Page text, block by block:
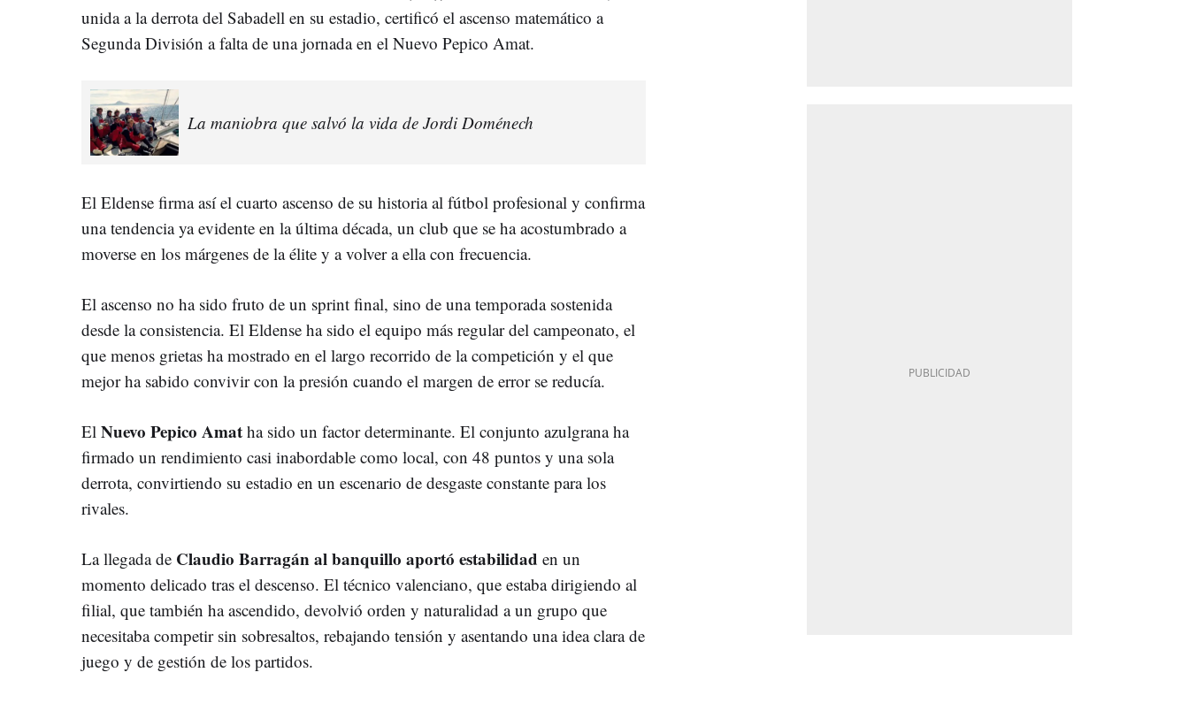
unida a la derrota del Sabadell en su estadio, certificó el ascenso matemático a
Segunda División a falta de una jornada en el Nuevo Pepico Amat.
La maniobra que salvó la vida de Jordi Doménech
El Eldense firma así el cuarto ascenso de su historia al fútbol profesional y confirma
una tendencia ya evidente en la última década, un club que se ha acostumbrado a
moverse en los márgenes de la élite y a volver a ella con frecuencia.
El ascenso no ha sido fruto de un sprint final, sino de una temporada sostenida
desde la consistencia. El Eldense ha sido el equipo más regular del campeonato, el
que menos grietas ha mostrado en el largo recorrido de la competición y el que
mejor ha sabido convivir con la presión cuando el margen de error se reducía.
El Nuevo Pepico Amat ha sido un factor determinante. El conjunto azulgrana ha
firmado un rendimiento casi inabordable como local, con 48 puntos y una sola
derrota, convirtiendo su estadio en un escenario de desgaste constante para los
rivales.
La llegada de Claudio Barragán al banquillo aportó estabilidad en un
momento delicado tras el descenso. El técnico valenciano, que estaba dirigiendo al
filial, que también ha ascendido, devolvió orden y naturalidad a un grupo que
necesitaba competir sin sobresaltos, rebajando tensión y asentando una idea clara de
juego y de gestión de los partidos.